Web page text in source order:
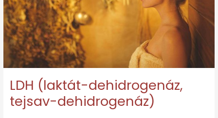
LDH (laktát-dehidrogenáz,
tejsav-dehidrogenáz)